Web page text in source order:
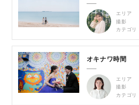
エリア
撮影
カテゴリ
オキナワ時間
エリア
撮影
カテゴリ